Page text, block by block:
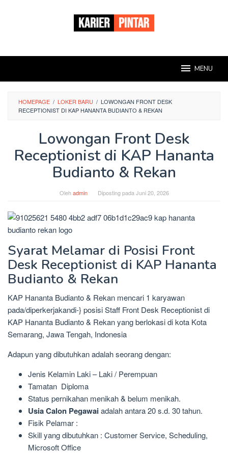
MENU
HOMEPAGE / LOKER BARU / LOWONGAN FRONT DESK
RECEPTIONIST DI KAP HANANTA BUDIANTO & REKAN
Lowongan Front Desk
Receptionist di KAP Hananta
Budianto & Rekan
Olehadmin Diposting pada Juni 20, 2026
Syarat Melamar di Posisi Front
Desk Receptionist di KAP Hananta
Budianto & Rekan
KAP Hananta Budianto & Rekan mencari 1 karyawan
pada/diperkerjakandi-} posisi Staff Front Desk Receptionist di
KAP Hananta Budianto & Rekan yang berlokasi di kota Kota
Semarang, Jawa Tengah, Indonesia
Adapun yang dibutuhkan adalah seorang dengan:
Jenis Kelamin Laki – Laki / Perempuan
Tamatan Diploma
Status pernikahan menikah & belum menikah.
Usia Calon Pegawaiadalah antara 20 s.d. 30 tahun.
Fisik Pelamar :
Skill yang dibutuhkan : Customer Service, Scheduling,
Microsoft Office